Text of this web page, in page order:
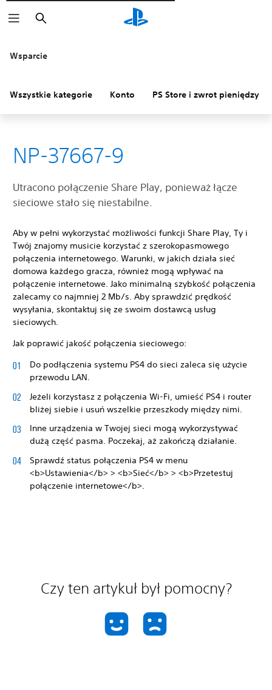
Wyszukaj
Wsparcie
Wszystkie kategorie Konto PS Store i zwrot pieniędzy
NP-37667-9
Utracono połączenie Share Play, ponieważ łącze
sieciowe stało się niestabilne.
Aby w pełni wykorzystać możliwości funkcji Share Play, Ty i
Twój znajomy musicie korzystać z szerokopasmowego
połączenia internetowego. Warunki, w jakich działa sieć
domowa każdego gracza, również mogą wpływać na
połączenie internetowe. Jako minimalną szybkość połączenia
zalecamy co najmniej 2 Mb/s. Aby sprawdzić prędkość
wysyłania, skontaktuj się ze swoim dostawcą usług
sieciowych.
Jak poprawić jakość połączenia sieciowego:
Do podłączenia systemu PS4 do sieci zaleca się użycie
przewodu LAN.
Jeżeli korzystasz z połączenia Wi-Fi, umieść PS4 i router
bliżej siebie i usuń wszelkie przeszkody między nimi.
Inne urządzenia w Twojej sieci mogą wykorzystywać
dużą część pasma. Poczekaj, aż zakończą działanie.
Sprawdź status połączenia PS4 w menu
<b>Ustawienia</b> > <b>Sieć</b> > <b>Przetestuj
połączenie internetowe</b>.
Czy ten artykuł był pomocny?